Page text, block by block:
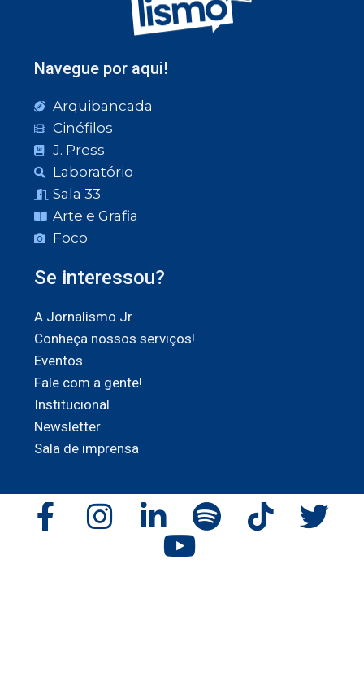
Navegue por aqui!
Arquibancada
Cinéfilos
J. Press
Laboratório
Sala 33
Arte e Grafia
Foco
Se interessou?
A Jornalismo Jr
Conheça nossos serviços!
Eventos
Fale com a gente!
Institucional
Newsletter
Sala de imprensa